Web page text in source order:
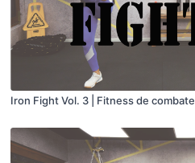
Iron Fight Vol. 3 | Fitness de combate